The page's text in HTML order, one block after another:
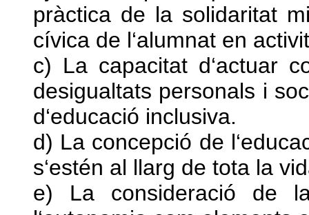
pràctica de la solidaritat
cívica de l‘alumnat en
c) La capacitat d‘actuar
desigualtats personals i
d‘educació inclusiva.
d) La concepció de
s‘estén al llarg de tota la
e) La consideració de